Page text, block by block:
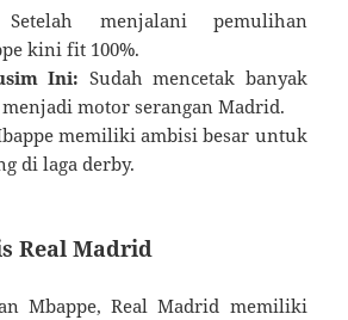
menjalani pemulihan
kini fit 100%.
Ini: Sudah mencetak banyak
menjadi motor serangan Madrid.
memiliki ambisi besar untuk
di laga derby.
Real Madrid
Mbappe, Real Madrid memiliki